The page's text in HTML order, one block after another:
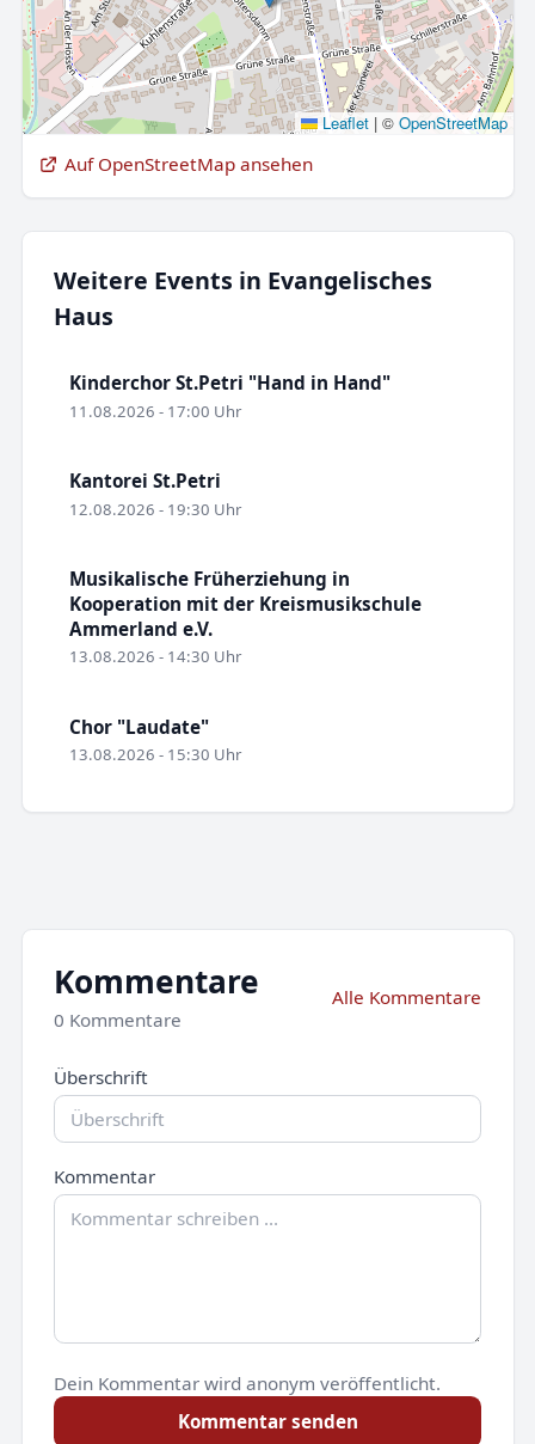
Leaflet |© OpenStreetMap
Auf OpenStreetMap ansehen
Weitere Events in Evangelisches
Haus
Kinderchor St.Petri "Hand in Hand"
11.08.2026 - 17:00 Uhr
Kantorei St.Petri
12.08.2026 - 19:30 Uhr
Musikalische Früherziehung in
Kooperation mit der Kreismusikschule
Ammerland e.V.
13.08.2026 - 14:30 Uhr
Chor "Laudate"
13.08.2026 - 15:30 Uhr
Kommentare
0 Kommentare
Alle Kommentare
Überschrift
Kommentar
Dein Kommentar wird anonym veröffentlicht.
Kommentar senden